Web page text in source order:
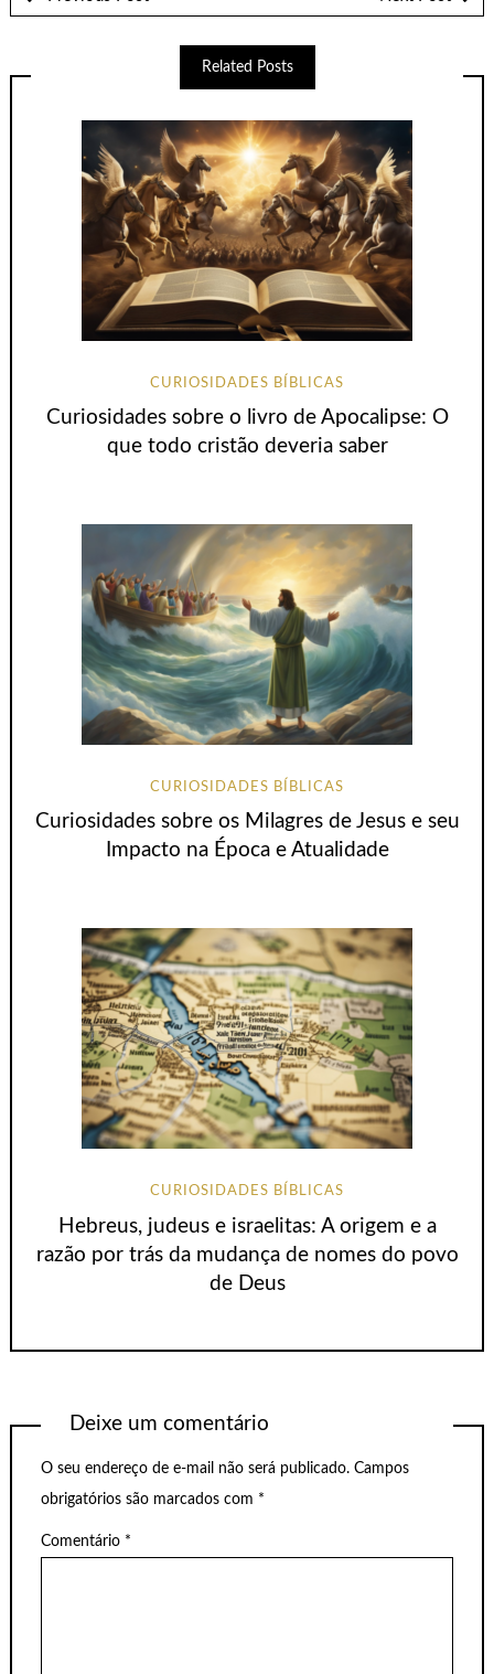
Related Posts
CURIOSIDADES BÍBLICAS
Curiosidades sobre o livro de Apocalipse: O
que todo cristão deveria saber
CURIOSIDADES BÍBLICAS
Curiosidades sobre os Milagres de Jesus e seu
Impacto na Época e Atualidade
CURIOSIDADES BÍBLICAS
Hebreus, judeus e israelitas: A origem e a
razão por trás da mudança de nomes do povo
de Deus
Deixe um comentário
O seu endereço de e-mail não será publicado. Campos
obrigatórios são marcados com *
Comentário *